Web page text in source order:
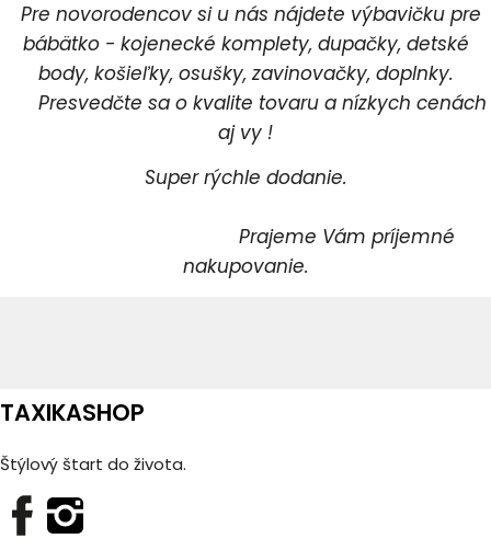
Pre novorodencov si u nás nájdete výbavičku pre
bábätko - kojenecké komplety, dupačky, detské
body, košieľky, osušky, zavinovačky, doplnky.
Presvedčte sa o kvalite tovaru a nízkych cenách
aj vy !
Super rýchle dodanie.
Prajeme Vám príjemné
nakupovanie.
TAXIKASHOP
Štýlový štart do života.